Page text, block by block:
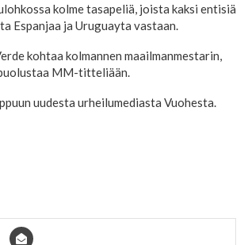
kolme tasapeliä, joista kaksi entisiä
Espanjaa ja Uruguayta vastaan.
kohtaa kolmannen maailmanmestarin,
MM-titteliään.
uudesta urheilumediasta Vuohesta.